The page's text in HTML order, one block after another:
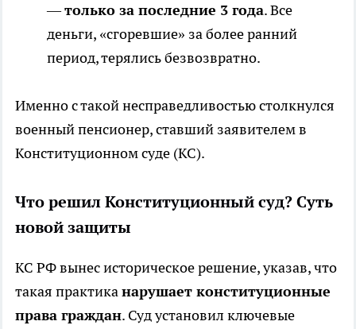
—только за последние 3 года. Все
деньги, «сгоревшие» за более ранний
период, терялись безвозвратно.
Именно с такой несправедливостью столкнулся
военный пенсионер, ставший заявителем в
Конституционном суде (КС).
Что решил Конституционный суд? Суть
новой защиты
КС РФ вынес историческое решение, указав, что
такая практиканарушает конституционные
права граждан. Суд установил ключевые